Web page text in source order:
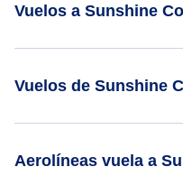
Vuelos a Sunshine
Vuelos de Sunshine
Aerolíneas vuela a